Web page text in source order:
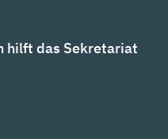
hilft das Sekretariat